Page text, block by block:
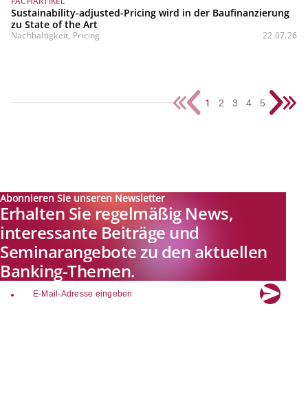
Sustainability-adjusted-Pricing wird in der Baufinanzierung
zu State of the Art
Nachhaltigkeit, Pricing 22.07.26
1 2 3 4 5
Abonnieren Sie unseren Newsletter
Erhalten Sie regelmäßig News,
interessante Beiträge und
Seminarangebote zu den aktuellen
Banking-Themen.
email